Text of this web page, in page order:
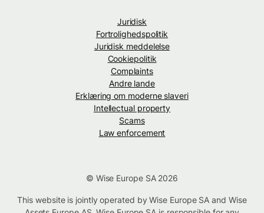
Juridisk
Fortrolighedspolitik
Juridisk meddelelse
Cookiepolitik
Complaints
Andre lande
Erklæring om moderne slaveri
Intellectual property
Scams
Law enforcement
© Wise Europe SA 2026
This website is jointly operated by Wise Europe SA and Wise